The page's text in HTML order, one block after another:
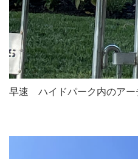
早速 ハイドパーク内のアー